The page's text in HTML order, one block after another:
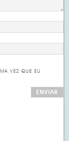
VEZ QUE EU